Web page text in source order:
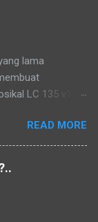
lama
LC 135 v1
tidak mampu
menjadi
READ MORE